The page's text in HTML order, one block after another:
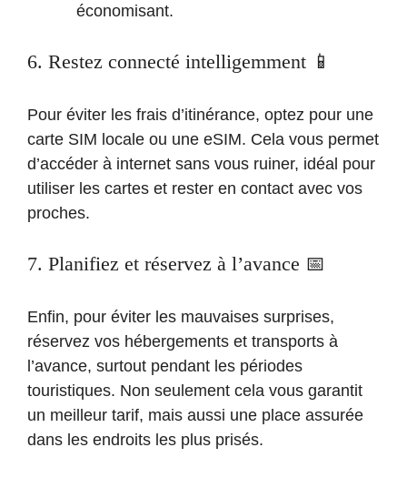
économisant.
6. Restez connecté intelligemment 📱
Pour éviter les frais d’itinérance, optez pour une
carte SIM locale ou une eSIM. Cela vous permet
d’accéder à internet sans vous ruiner, idéal pour
utiliser les cartes et rester en contact avec vos
proches.
7. Planifiez et réservez à l’avance 📅
Enfin, pour éviter les mauvaises surprises,
réservez vos hébergements et transports à
l’avance, surtout pendant les périodes
touristiques. Non seulement cela vous garantit
un meilleur tarif, mais aussi une place assurée
dans les endroits les plus prisés.